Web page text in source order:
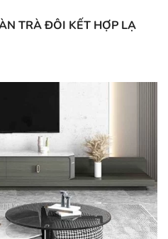
TRÀ ĐÔI KẾT HỢP LẠ